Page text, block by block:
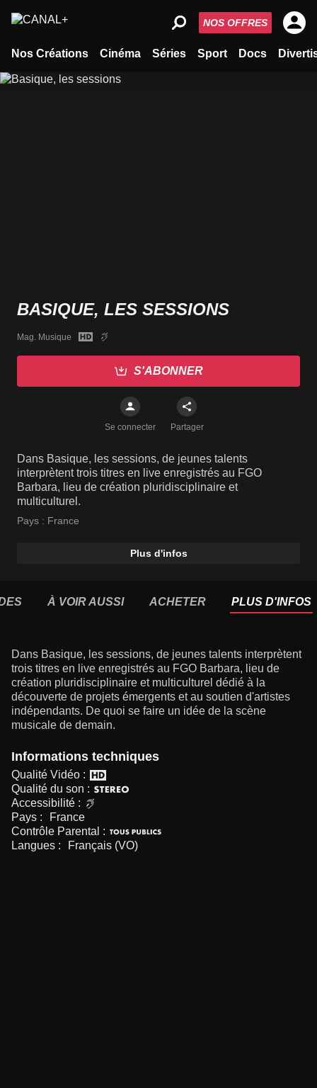
Nos Créations Cinéma Séries Sport Docs
NOS OFFRES
BASIQUE, LES SESSIONS
Mag. Musique
S'ABONNER
Se connecter Partager
Dans Basique, les sessions, de jeunes talents
interprètent trois titres en live enregistrés au FGO
Barbara, lieu de création pluridisciplinaire et
multiculturel.
Pays : France
Plus d'infos
À VOIR AUSSI ACHETER PLUS D'INFOS
Dans Basique, les sessions, de jeunes talents interprètent
trois titres en live enregistrés au FGO Barbara, lieu de
création pluridisciplinaire et multiculturel dédié à la
découverte de projets émergents et au soutien d'artistes
indépendants. De quoi se faire un idée de la scène
musicale de demain.
Informations techniques
Qualité Vidéo :
Qualité du son :
Accessibilité :
Pays :
France
Contrôle Parental :
Langues :
Français (VO)